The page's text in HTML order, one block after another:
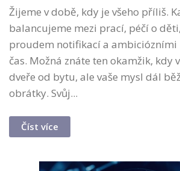
Žijeme v době, kdy je všeho příliš.
balancujeme mezi prací, péčí o
proudem notifikací a ambiciózními
čas. Možná znáte ten okamžik, kdy
dveře od bytu, ale vaše mysl dál
obrátky. Svůj...
Číst více